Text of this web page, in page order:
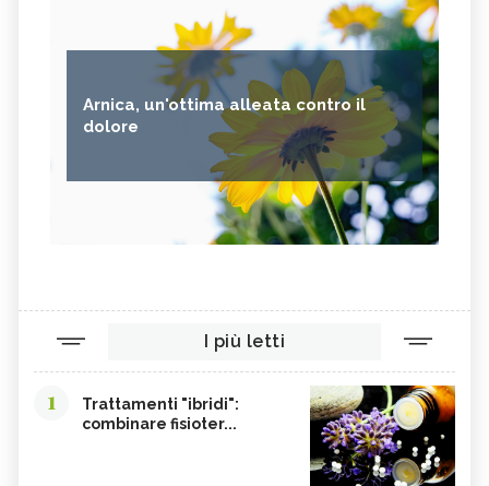
Arnica, un'ottima alleata contro il
dolore
I più letti
1
Trattamenti "ibridi":
combinare fisioter...